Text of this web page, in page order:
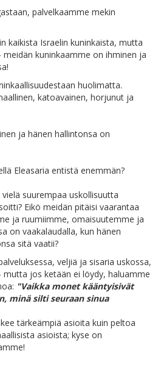
palvelkaamme mekin
kaikista Israelin kuninkaista, mutta
kuninkaamme on ihminen ja
huolimatta.
katoavainen, horjunut ja
ja hänen hallintonsa on
Eleasaria entistä enemmän?
suurempaa uskollisuutta
Eikö meidän pitäisi vaarantaa
ja ruumiimme, omaisuutemme ja
on vaakalaudalla, kun hänen
sitä vaatii?
veljiä ja sisaria uskossa,
mutta jos ketään ei löydy, haluamme
"Vaikka monet kääntyisivät
minä silti seuraan sinua
tärkeämpiä asioita kuin peltoa
asioista; kyse on